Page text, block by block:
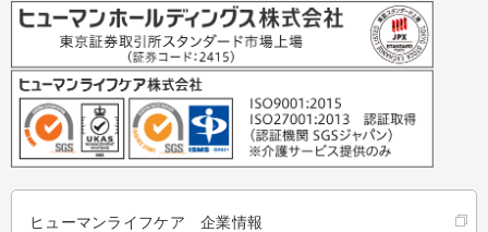
ヒューマンライフケア 企業情報